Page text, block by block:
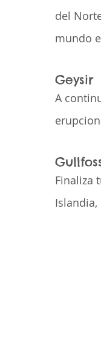
del
mundo
Geysir
A
Finaliza